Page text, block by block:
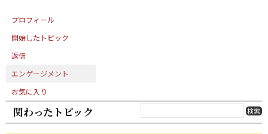
プロフィール
開始したトピック
返信
エンゲージメント
お気に入り
関わったトピック